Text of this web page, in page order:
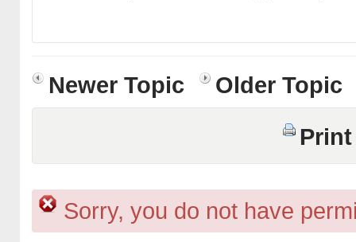
Newer Topic
Older Topic
Sorry, you do not have